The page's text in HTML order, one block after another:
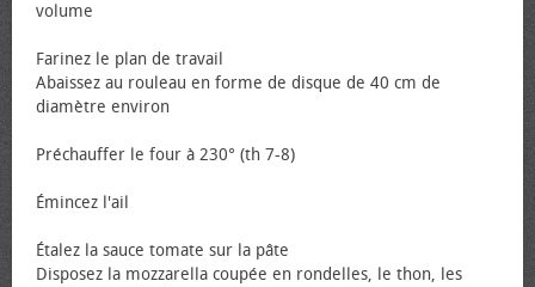
volume
Farinez le plan de travail
Abaissez au rouleau en forme de disque de 40 cm de
diamètre environ
Préchauffer le four à 230° (th 7-8)
Émincez l'ail
Étalez la sauce tomate sur la pâte
Disposez la mozzarella coupée en rondelles, le thon, les